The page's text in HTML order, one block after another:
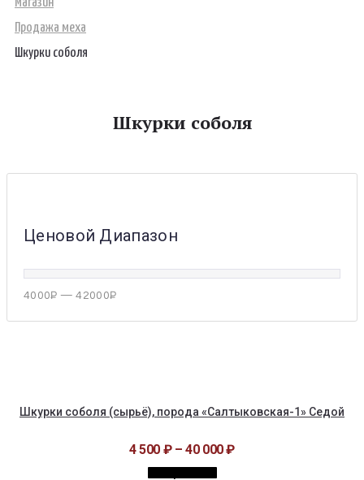
Магазин
Продажа меха
Шкурки соболя
Шкурки соболя
Ценовой Диапазон
4000₽ —42000₽
Шкурки соболя (сырьё), порода «Салтыковская-1» Седой
4 500 ₽–40 000₽